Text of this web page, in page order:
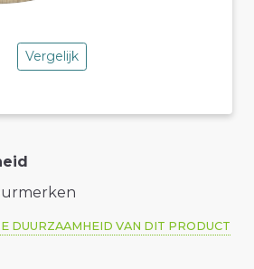
Vergelijk
DUURZAAMHEID VAN DIT PRODUCT